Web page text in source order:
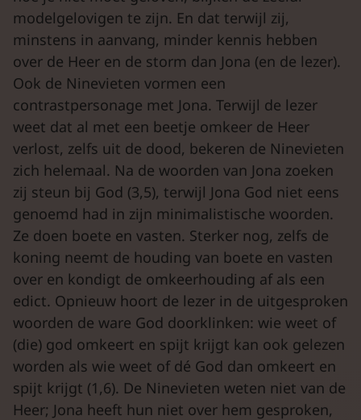
modelgelovigen te zijn. En dat terwijl zij,
minstens in aanvang, minder kennis hebben
over de Heer en de storm dan Jona (en de lezer).
Ook de Ninevieten vormen een
contrastpersonage met Jona. Terwijl de lezer
weet dat al met een beetje omkeer de Heer
verlost, zelfs uit de dood, bekeren de Ninevieten
zich helemaal. Na de woorden van Jona zoeken
zij steun bij God (3,5), terwijl Jona God niet eens
genoemd had in zijn minimalistische woorden.
Ze doen boete en vasten. Sterker nog, zelfs de
koning neemt de houding van boete en vasten
over en kondigt de omkeerhouding af als een
edict. Opnieuw hoort de lezer in de uitgesproken
woorden de ware God doorklinken: wie weet of
(die) god omkeert en spijt krijgt kan ook gelezen
worden als wie weet of dé God dan omkeert en
spijt krijgt (1,6). De Ninevieten weten niet van de
Heer; Jona heeft hun niet over hem gesproken,